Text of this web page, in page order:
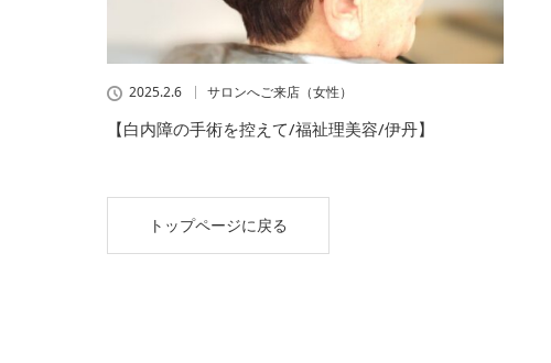
2025.2.6 サロンへご来店（女性）
【白内障の手術を控えて/福祉理美容/伊丹】
トップページに戻る